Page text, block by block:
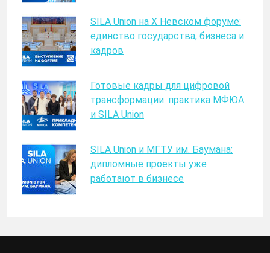
SILA Union на X Невском форуме:
единство государства, бизнеса и
кадров
Готовые кадры для цифровой
трансформации: практика МФЮА
и SILA Union
SILA Union и МГТУ им. Баумана:
дипломные проекты уже
работают в бизнесе